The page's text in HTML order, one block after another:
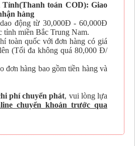
Tỉnh(Thanh toán COD): Giao
hàng
động từ 30,000Đ - 60,000Đ
tỉnh miền Bắc Trung Nam.
toàn quốc với đơn hàng có giá
(Tối đa không quá 80,000 Đ/
đơn hàng bao gồm tiền hàng và
phí chuyển phát, vui lòng lựa
chuyển khoản trước qua